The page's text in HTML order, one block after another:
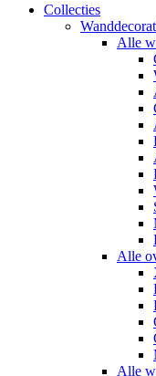
Collecties
Alle
Alle
Alle